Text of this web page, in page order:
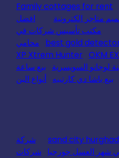
Family cottages for rent
متاجر الكترونية
افضل
مكتب تأسيس شركات في
best gold
محامي
XP Xtrem Hunter OKM
لوجانو السويسرية
بيع ساعة
بيع باشا دي كارتييه أنواع البن
sand city
شركة
شهر العسل جورجيا شركات